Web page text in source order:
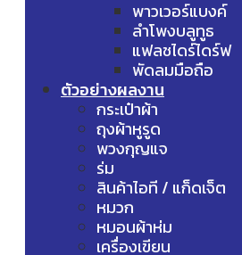
พาวเวอร์แบงค์
ลำโพงบลูทูธ
แฟลชไดร์ไดร์ฟ
พัดลมมือถือ
ตัวอย่างผลงาน
กระเป๋าผ้า
ถุงผ้าหูรูด
พวงกุญแจ
ร่ม
สินค้าไอที / แก็ดเจ็ต
หมวก
หมอนผ้าห่ม
เครื่องเขียน